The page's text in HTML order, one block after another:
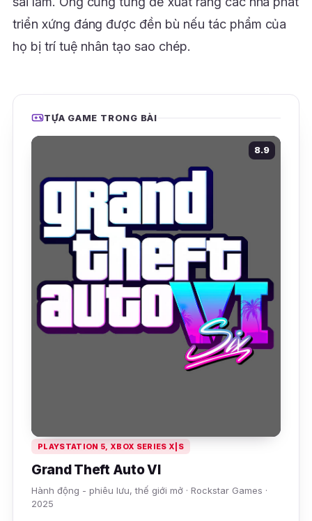
triển xứng đáng được đền bù nếu tác phẩm của
họ bị trí tuệ nhân tạo sao chép.
TỰA GAME TRONG BÀI
8.9
PLAYSTATION 5, XBOX SERIES X|S
Grand Theft Auto VI
Hành động - phiêu lưu, thế giới mở · Rockstar Games ·
2025